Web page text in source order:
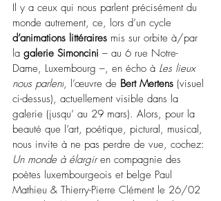
Il y a ceux qui nous parlent précisément du
monde autrement, ce, lors d’un cycle
d’animations littéraires mis sur orbite à/par
la galerie Simoncini – au 6 rue Notre-
Dame, Luxembourg –, en écho à Les lieux
nous parlent, l’œuvre de Bert Mertens (visuel
ci-dessus), actuellement visible dans la
galerie (jusqu’ au 29 mars). Alors, pour la
beauté que l’art, poétique, pictural, musical,
nous invite à ne pas perdre de vue, cochez:
Un monde à élargir en compagnie des
poètes luxembourgeois et belge Paul
Mathieu & Thierry-Pierre Clément le 26/02